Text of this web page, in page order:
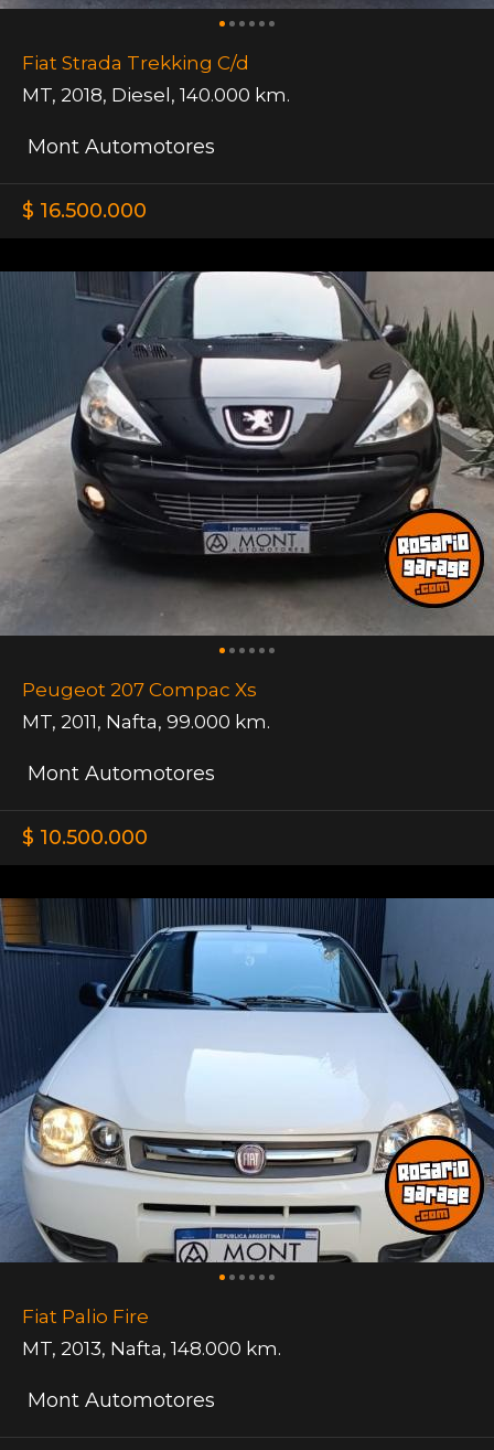
Fiat Strada Trekking C/d
MT, 2018, Diesel, 140.000 km.
Mont Automotores
$ 16.500.000
Peugeot 207 Compac Xs
MT, 2011, Nafta, 99.000 km.
Mont Automotores
$ 10.500.000
Fiat Palio Fire
MT, 2013, Nafta, 148.000 km.
Mont Automotores